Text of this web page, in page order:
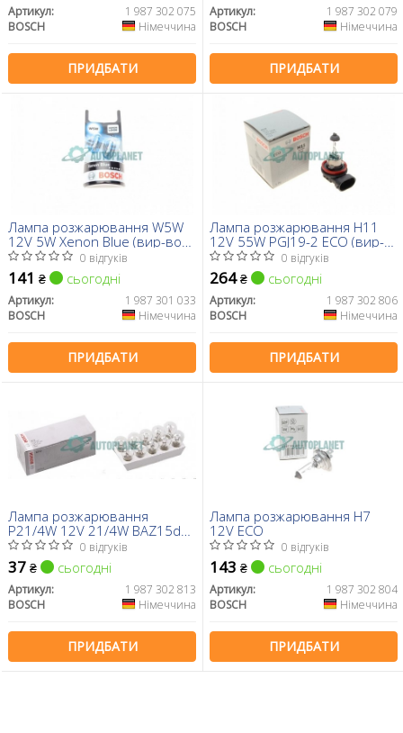
Артикул:
1 987 302 075
BOSCH
Німеччина
ПРИДБАТИ
Артикул:
1 987 302 079
BOSCH
Німеччина
ПРИДБАТИ
Лампа розжарювання W5W
12V 5W Xenon Blue (вир-во
Bosch)
0 відгуків
141 ₴ сьогодні
Артикул:
1 987 301 033
BOSCH
Німеччина
ПРИДБАТИ
Лампа розжарювання H11
12V 55W PGJ19-2 ECO (вир-
во BOSCH) 0 відгуків
264₴ сьогодні
Артикул:
1 987 302 806
BOSCH
Німеччина
ПРИДБАТИ
Лампа розжарювання
P21/4W 12V 21/4W BAZ15d
ECO (вир-во BOSCH)
0 відгуків
37 ₴ сьогодні
Артикул:
1 987 302 813
BOSCH
Німеччина
ПРИДБАТИ
Лампа розжарювання H7
12V ECO
0 відгуків
143 ₴ сьогодні
Артикул:
1 987 302 804
BOSCH
Німеччина
ПРИДБАТИ